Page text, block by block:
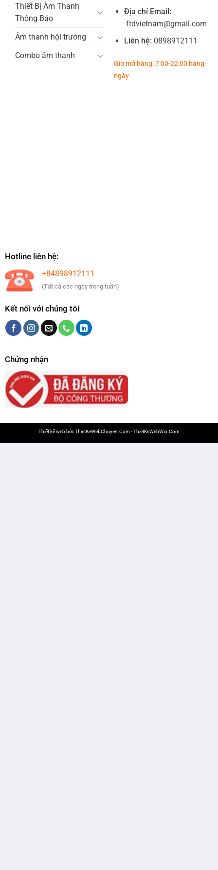
Thiết Bị Âm Thanh
Thông Báo
Âm thanh hội trường
Combo âm thanh
Địa chỉ Email:
ftdvietnam@gmail.com
Liên hệ: 0898912111
Giờ mở hàng: 7:00-22:00 hàng
ngày
Hotline liên hệ:
+84898912111
(Tất cả các ngày trong tuần)
Kết nối với chúng tôi
Chứng nhận
Thiết kế web bởi:ThietKeWebChuyen.Com-ThietKeWebWio.Com